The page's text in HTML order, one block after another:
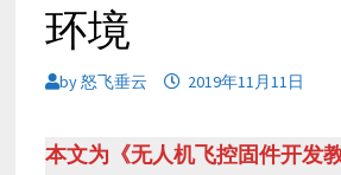
环境
by怒飞垂云 2019年11月11日
本文为《无人机飞控固件开发